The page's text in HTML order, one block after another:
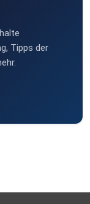
Tipps der